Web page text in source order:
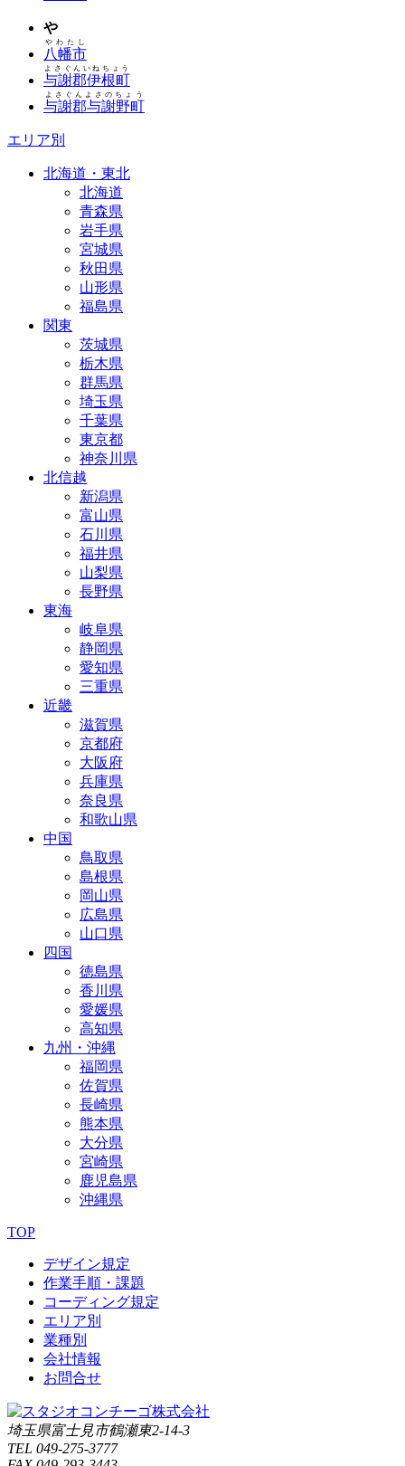
や
八幡市
やわたし
与謝郡伊根町
よさぐんいねちょう
与謝郡与謝野町
よさぐんよさのちょう
エリア別
北海道・東北
北海道
青森県
岩手県
宮城県
秋田県
山形県
福島県
関東
茨城県
栃木県
群馬県
埼玉県
千葉県
東京都
神奈川県
北信越
新潟県
富山県
石川県
福井県
山梨県
長野県
東海
岐阜県
静岡県
愛知県
三重県
近畿
滋賀県
京都府
大阪府
兵庫県
奈良県
和歌山県
中国
鳥取県
島根県
岡山県
広島県
山口県
四国
徳島県
香川県
愛媛県
高知県
九州・沖縄
福岡県
佐賀県
長崎県
熊本県
大分県
宮崎県
鹿児島県
沖縄県
TOP
デザイン規定
作業手順・課題
コーディング規定
エリア別
業種別
会社情報
お問合せ
埼玉県富士見市鶴瀬東2-14-3
TEL 049-275-3777